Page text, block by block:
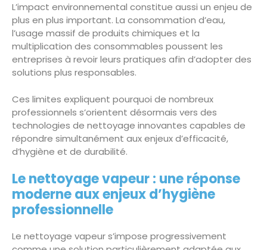
L’impact environnemental constitue aussi un enjeu de
plus en plus important. La consommation d’eau,
l’usage massif de produits chimiques et la
multiplication des consommables poussent les
entreprises à revoir leurs pratiques afin d’adopter des
solutions plus responsables.
Ces limites expliquent pourquoi de nombreux
professionnels s’orientent désormais vers des
technologies de nettoyage innovantes capables de
répondre simultanément aux enjeux d’efficacité,
d’hygiène et de durabilité.
Le nettoyage vapeur : une réponse
moderne aux enjeux d’hygiène
professionnelle
Le nettoyage vapeur s’impose progressivement